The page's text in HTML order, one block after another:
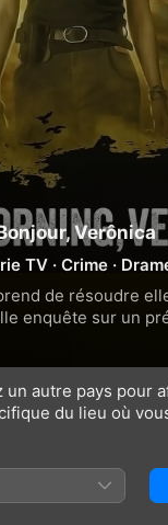
Verônica
TV · Crime ·
de résoudre
enquête sur un
le sinistre tissu de
un autre pays pour
du lieu où